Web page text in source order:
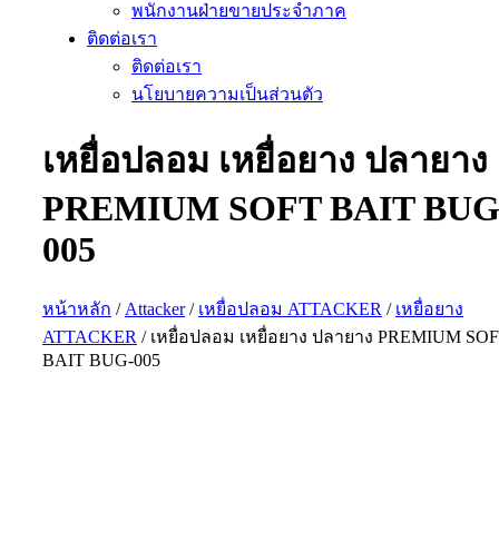
พนักงานฝ่ายขายประจำภาค
ติดต่อเรา
ติดต่อเรา
นโยบายความเป็นส่วนตัว
เหยื่อปลอม เหยื่อยาง ปลายาง
PREMIUM SOFT BAIT
005
หน้าหลัก / Attacker/ เหยื่อปลอม ATTACKER / เหยื่อยาง
ATTACKER / เหยื่อปลอม เหยื่อยาง ปลายาง PREMIUM
BAIT BUG-005